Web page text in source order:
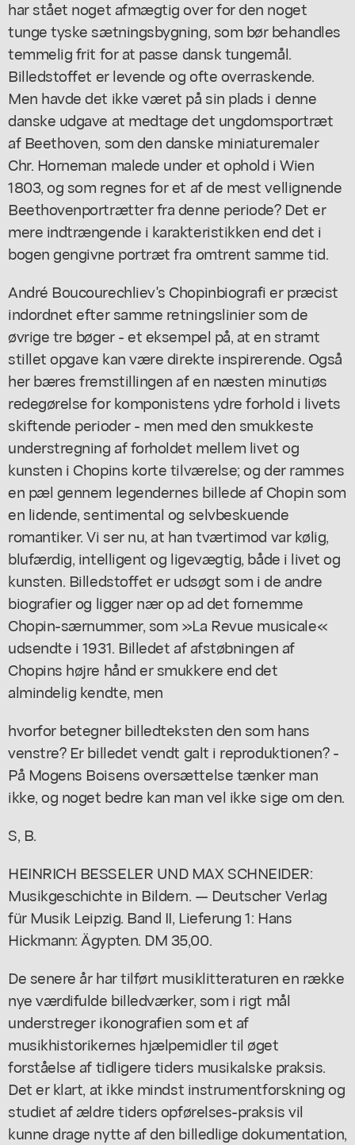
har stået noget afmægtig over for den noget
tunge tyske sætningsbygning, som bør behandles
temmelig frit for at passe dansk tungemål.
Billedstoffet er levende og ofte overraskende.
Men havde det ikke været på sin plads i denne
danske udgave at medtage det ungdomsportræt
af Beethoven, som den danske miniaturemaler
Chr. Horneman malede under et ophold i Wien
1803, og som regnes for et af de mest vellignende
Beethovenportrætter fra denne periode? Det er
mere indtrængende i karakteristikken end det i
bogen gengivne portræt fra omtrent samme tid.
André Boucourechliev's Chopinbiografi er præcist
indordnet efter samme retningslinier som de
øvrige tre bøger - et eksempel på, at en stramt
stillet opgave kan være direkte inspirerende. Også
her bæres fremstillingen af en næsten minutiøs
redegørelse for komponistens ydre forhold i livets
skiftende perioder - men med den smukkeste
understregning af forholdet mellem livet og
kunsten i Chopins korte tilværelse; og der rammes
en pæl gennem legendernes billede af Chopin som
en lidende, sentimental og selvbeskuende
romantiker. Vi ser nu, at han tværtimod var kølig,
blufærdig, intelligent og ligevægtig, både i livet og
kunsten. Billedstoffet er udsøgt som i de andre
biografier og ligger nær op ad det fornemme
Chopin-særnummer, som »La Revue musicale«
udsendte i 1931. Billedet af afstøbningen af
Chopins højre hånd er smukkere end det
almindelig kendte, men
hvorfor betegner billedteksten den som hans
venstre? Er billedet vendt galt i reproduktionen? -
På Mogens Boisens oversættelse tænker man
ikke, og noget bedre kan man vel ikke sige om den.
S, B.
HEINRICH BESSELER UND MAX SCHNEIDER:
Musikgeschichte in Bildern. — Deutscher Verlag
für Musik Leipzig. Band II, Lieferung 1: Hans
Hickmann: Ägypten. DM 35,00.
De senere år har tilført musiklitteraturen en række
nye værdifulde billedværker, som i rigt mål
understreger ikonografien som et af
musikhistorikernes hjælpemidler til øget
forståelse af tidligere tiders musikalske praksis.
Det er klart, at ikke mindst instrumentforskning og
studiet af ældre tiders opførelses-praksis vil
kunne drage nytte af den billedlige dokumentation,